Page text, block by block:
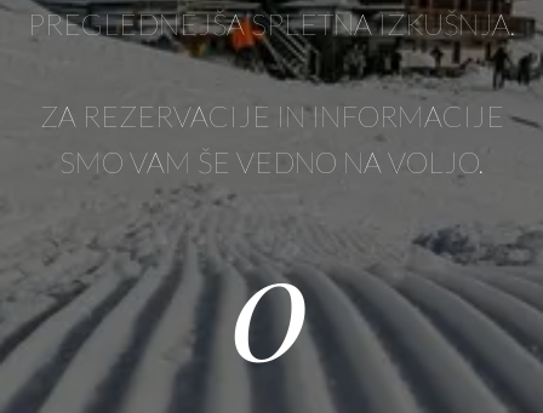
PREGLEDNEJŠA SPLETNA IZKUŠNJA.
ZA REZERVACIJE IN INFORMACIJE
SMO VAM ŠE VEDNO NA VOLJO.
0